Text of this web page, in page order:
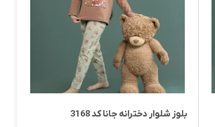
بلوز شلوار دخترانه جانا کد 3168